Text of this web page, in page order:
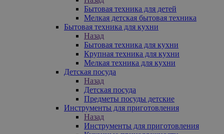
Бытовая техника для детей
Мелкая детская бытовая техника
Бытовая техника для кухни
Назад
Бытовая техника для кухни
Крупная техника для кухни
Мелкая техника для кухни
Детская посуда
Назад
Детская посуда
Предметы посуды детские
Инструменты для приготовления
Назад
Инструменты для приготовления